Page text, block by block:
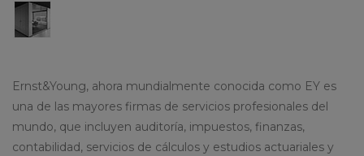
Ernst&Young, ahora mundialmente conocida como EY es
una de las mayores firmas de servicios profesionales del
mundo, que incluyen auditoría, impuestos, finanzas,
contabilidad, servicios de cálculos y estudios actuariales y